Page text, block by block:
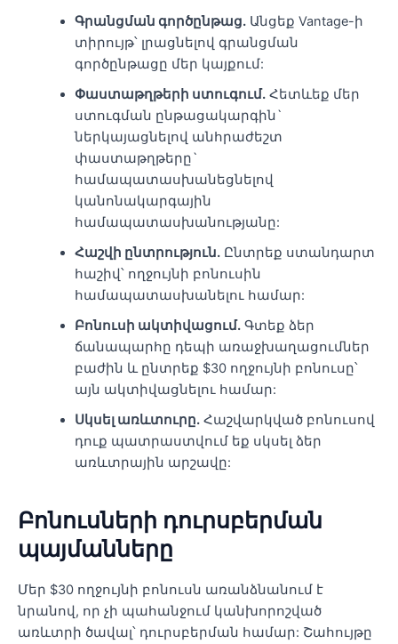
Գրանցման գործընթաց.Անցեք Vantage-ի
տիրույթ՝ լրացնելով գրանցման
գործընթացը մեր կայքում:
Փաստաթղթերի ստուգում.Հետևեք մեր
ստուգման ընթացակարգին`
ներկայացնելով անհրաժեշտ
փաստաթղթերը`
համապատասխանեցնելով
կանոնակարգային
համապատասխանությանը:
Հաշվի ընտրություն.Ընտրեք ստանդարտ
հաշիվ՝ ողջույնի բոնուսին
համապատասխանելու համար:
Բոնուսի ակտիվացում.Գտեք ձեր
ճանապարհը դեպի առաջխաղացումներ
բաժին և ընտրեք $30 ողջույնի բոնուսը՝
այն ակտիվացնելու համար:
Սկսել առևտուրը.Հաշվարկված բոնուսով
դուք պատրաստվում եք սկսել ձեր
առևտրային արշավը:
Բոնուսների դուրսբերման
պայմանները
Մեր $30 ողջույնի բոնուսն առանձնանում է
նրանով, որ չի պահանջում կանխորոշված ​​
առևտրի ծավալ՝ դուրսբերման համար: Շահույթը